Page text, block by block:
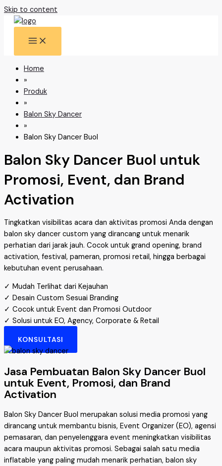
Skip to content
Home
»
Produk
»
Balon Sky Dancer
»
Balon Sky Dancer Buol
Balon Sky Dancer Buol untuk
Promosi, Event, dan Brand
Activation
Tingkatkan visibilitas acara dan aktivitas promosi Anda dengan
balon sky dancer custom yang dirancang untuk menarik
perhatian dari jarak jauh. Cocok untuk grand opening, brand
activation, festival, pameran, promosi retail, hingga berbagai
kebutuhan event perusahaan.
✓ Mudah Terlihat dari Kejauhan
✓ Desain Custom Sesuai Branding
✓ Cocok untuk Event dan Promosi Outdoor
✓ Solusi untuk EO, Agency, Corporate & Retail
KONSULTASI
Jasa Pembuatan Balon Sky Dancer Buol
untuk Event, Promosi, dan Brand
Activation
Balon Sky Dancer Buol merupakan solusi media promosi yang
dirancang untuk membantu bisnis, Event Organizer (EO), agensi
pemasaran, dan penyelenggara event meningkatkan visibilitas
acara maupun aktivitas promosi. Sebagai salah satu media
inflatable yang paling mudah menarik perhatian, balon sky